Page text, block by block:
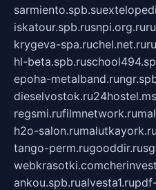
sarmiento.spb.su
iskatour.spb.rusnpi.org.ru
krygeva-spa.ruchel.net.ru
hl-beta.spb.ru
epoha-metalband.ru
dieselvostok.ru
regsmi.rufilmnetwork.ru
h2o-salon.rumalutkayork.ru
tango-perm.rugooddir.ru
webkrasotki.com
ankou.spb.rualvesta1.ru